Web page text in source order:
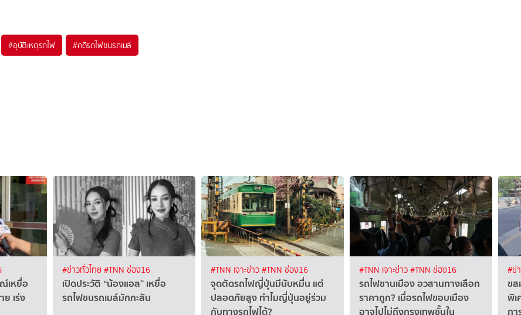
#อุบัติเหตุรถไฟ #คดีรถไฟชนรถเมล์
เหยื่อ
เร่ง
#ข่าวทั่วไทย#TNN ช่อง16
เปิดประวัติ “น้องแอล” เหยื่อ
รถไฟชนรถเมล์มักกะสัน
#TNN เจาะข่าว#TNN ช่อง16
จุดตัดรถไฟญี่ปุ่นมีนับหมื่น แต่
ปลอดภัยสูง ทำไมญี่ปุ่นอยู่ร่วม
กับทางรถไฟได้?
#TNN เจาะข่าว#TNN ช่อง16
รถไฟชานเมือง อวสานทางเลือก
ราคาถูก? เมื่อรถไฟขอบเมือง
อาจไปไม่ถึงกรุงเทพชั้นใน
#ข่
ขส
พิเ
ก